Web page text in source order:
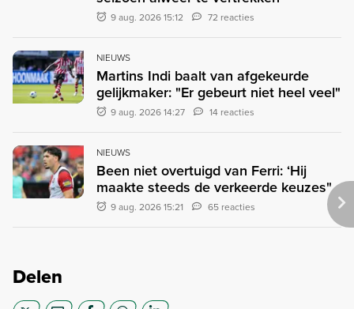
9 aug. 2026 15:12 72 reacties
NIEUWS
Martins Indi baalt van afgekeurde
gelijkmaker: "Er gebeurt niet heel veel"
9 aug. 2026 14:27 14 reacties
NIEUWS
Been niet overtuigd van Ferri: ‘Hij
maakte steeds de verkeerde keuzes"
9 aug. 2026 15:21 65 reacties
Delen